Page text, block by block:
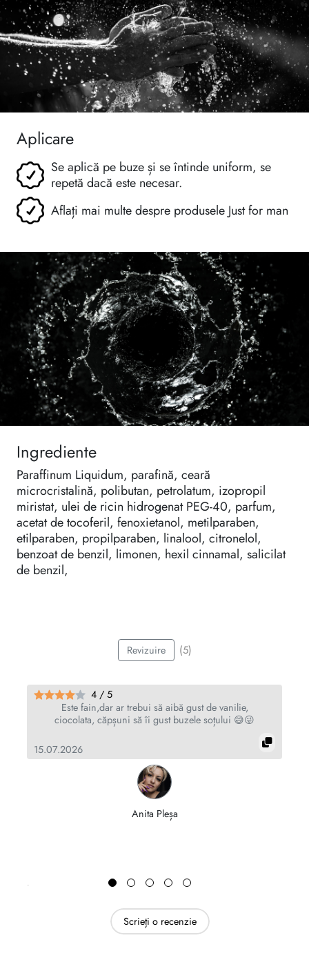
Aplicare
Se aplică pe buze și se întinde uniform, se
repetă dacă este necesar.
Aflați mai multe despre produsele Just for man
Ingrediente
Paraffinum Liquidum, parafină, ceară
microcristalină, polibutan, petrolatum, izopropil
miristat, ulei de ricin hidrogenat PEG-40, parfum,
acetat de tocoferil, fenoxietanol, metilparaben,
etilparaben, propilparaben, linalool, citronelol,
benzoat de benzil, limonen, hexil cinnamal, salicilat
de benzil,
Revizuire (5)
Este fain,dar ar trebui să aibă gust de vanilie,
ciocolata, căpșuni să îi gust buzele soțului 😅😜
4 / 5
15.07.2026
Anita Pleșa
Scrieți o recenzie